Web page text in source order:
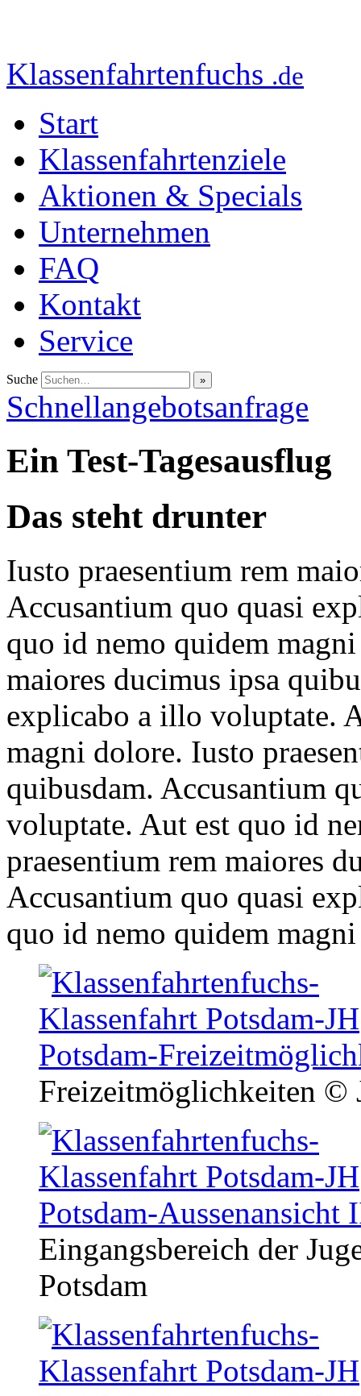
Klassenfahrtenfuchs .de
Start
Klassenfahrtenziele
Aktionen & Specials
Unternehmen
FAQ
Kontakt
Service
Suche
Schnellangebotsanfrage
Ein Test-Tagesausflug
Das steht drunter
Iusto praesentium rem
Accusantium quo quasi
quo id nemo quidem
maiores ducimus ipsa
explicabo a illo voluptate.
magni dolore. Iusto
quibusdam. Accusantium
voluptate. Aut est quo id
praesentium rem maiores
Accusantium quo quasi
quo id nemo quidem
Freizeitmöglichkeiten ©
Eingangsbereich der
Potsdam